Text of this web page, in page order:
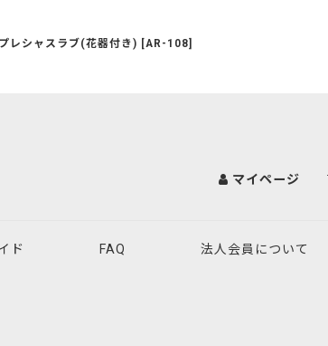
レシャスラブ(花器付き) [AR-108]
マイページ
ド FAQ 法人会員について